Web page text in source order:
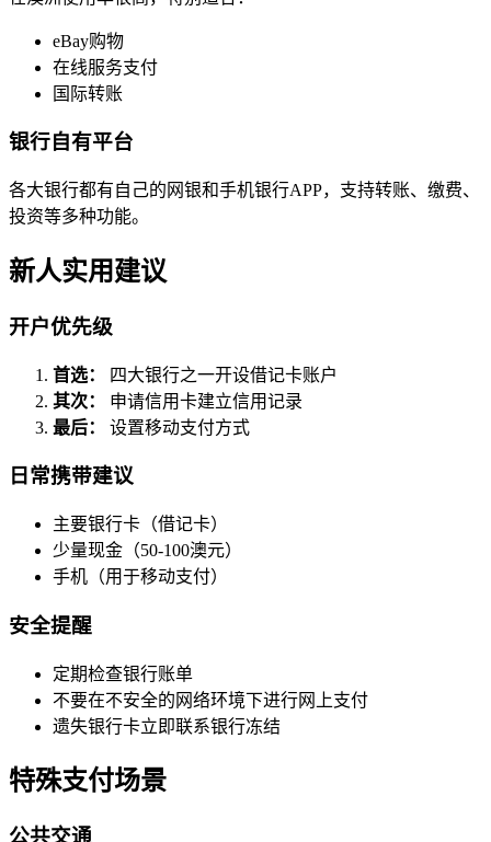
eBay购物
在线服务支付
国际转账
银行自有平台
各大银行都有自己的网银和手机银行APP，支持转账、缴费、
投资等多种功能。
新人实用建议
开户优先级
首选：
四大银行之一开设借记卡账户
其次：
申请信用卡建立信用记录
最后：
设置移动支付方式
日常携带建议
主要银行卡（借记卡）
少量现金（50-100澳元）
手机（用于移动支付）
安全提醒
定期检查银行账单
不要在不安全的网络环境下进行网上支付
遗失银行卡立即联系银行冻结
特殊支付场景
公共交通